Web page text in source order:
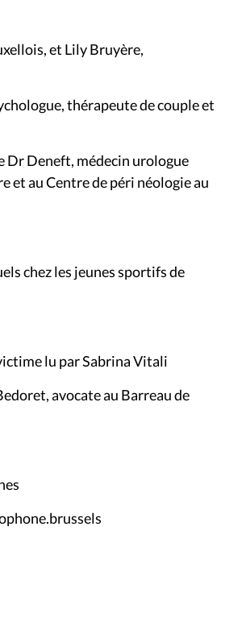
et Lily Bruyère,
thérapeute de couple et
Dr Deneft, médecin urologue
et au Centre de péri néologie au
chez les jeunes sportifs de
lu par Sabrina Vitali
avocate au Barreau de